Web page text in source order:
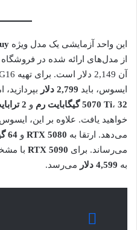
این واحد آزمایشی یک مدل ویژه
از مدل‌های ارائه شده در
ایسوس، باید 2,799 دلار
5070 Ti، 32 گیگابایت رم و 2 ترابایت حافظه ذخیره‌سازی
خواهید یافت. علاوه بر این، ایسوس
می‌دهد. ارتقا به RTX 5080 و 64 گیگابایت رم
می‌رساند. برای RTX 5090 با
به 4,599 دلار می‌رسد.